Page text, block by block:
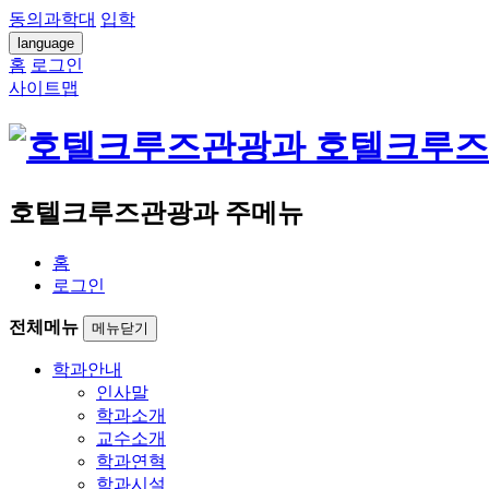
동의과학대 입학
language
홈 로그인
사이트맵
호텔크루
호텔크루즈관광과 주메뉴
홈
로그인
전체메뉴 메뉴닫기
학과안내
인사말
학과소개
교수소개
학과연혁
학과시설